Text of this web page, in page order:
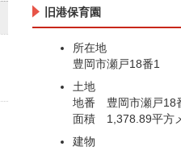
旧港保育園
所在地
豊岡市瀬戸18番1
土地
地番 豊岡市瀬戸
面積 1,378.89平方
建物